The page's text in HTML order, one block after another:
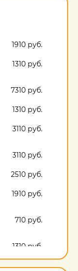
1910 руб.
1310 руб.
7310 руб.
1310 руб.
3110 руб.
3110 руб.
2510 руб.
1910 руб.
710 руб.
1310 руб.